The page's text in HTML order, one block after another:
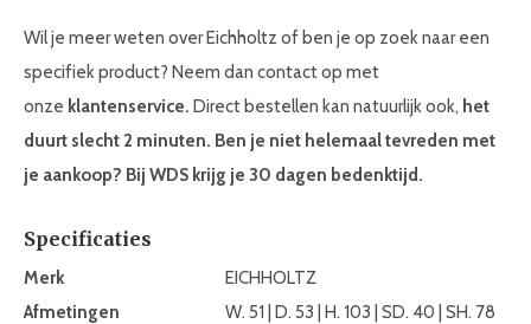
Wil je meer weten over Eichholtz of ben je op zoek naar een
specifiek product? Neem dan contact op met
onze klantenservice. Direct bestellen kan natuurlijk ook, het
duurt slecht 2 minuten. Ben je niet helemaal tevreden met
je aankoop? Bij WDS krijg je 30 dagen bedenktijd.
Specificaties
Merk
EICHHOLTZ
Afmetingen
W. 51 | D. 53 | H. 103 | SD. 40 | SH. 78